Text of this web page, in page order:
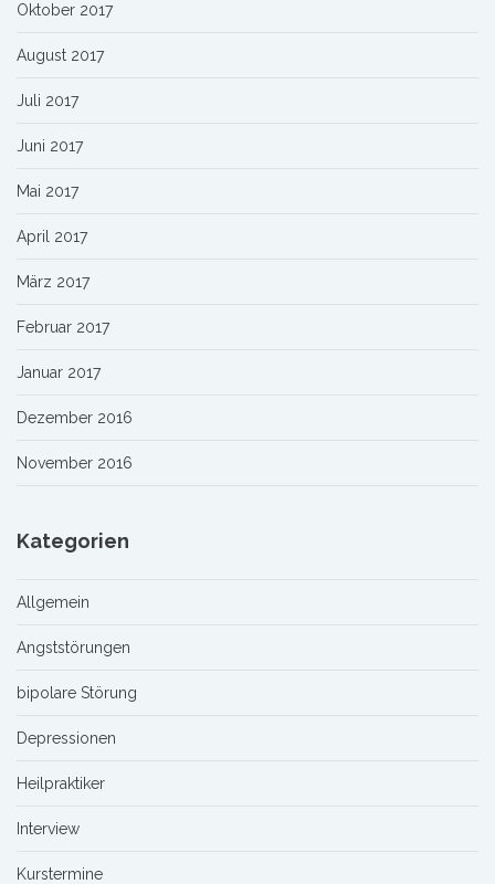
Oktober 2017
August 2017
Juli 2017
Juni 2017
Mai 2017
April 2017
März 2017
Februar 2017
Januar 2017
Dezember 2016
November 2016
Kategorien
Allgemein
Angststörungen
bipolare Störung
Depressionen
Heilpraktiker
Interview
Kurstermine